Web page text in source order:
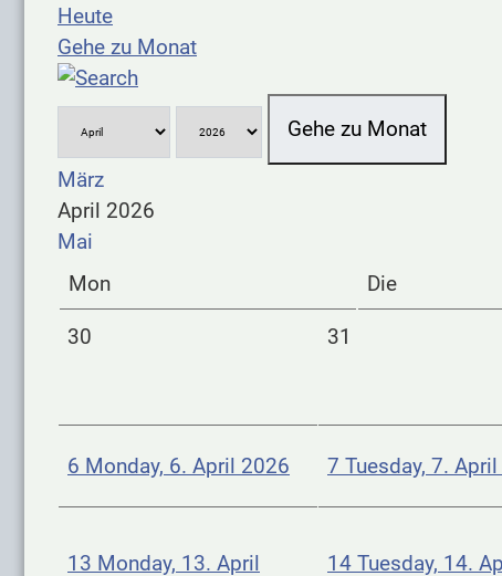
Heute
Gehe zu Monat
Gehe zu Monat
März
April 2026
Mai
Mon
Die
30
31
6 Monday, 6. April 2026 7 Tuesday, 7.
13 Monday, 13. April
14 Tuesday, 14.